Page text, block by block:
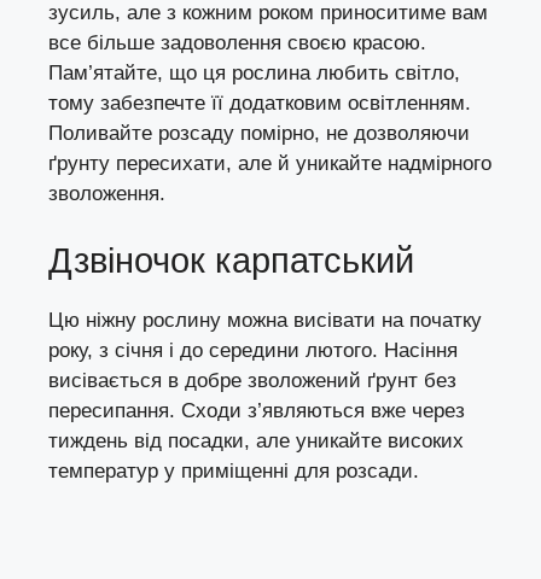
зусиль, але з кожним роком приноситиме вам
все більше задоволення своєю красою.
Пам’ятайте, що ця рослина любить світло,
тому забезпечте її додатковим освітленням.
Поливайте розсаду помірно, не дозволяючи
ґрунту пересихати, але й уникайте надмірного
зволоження.
Дзвіночок карпатський
Цю ніжну рослину можна висівати на початку
року, з січня і до середини лютого. Насіння
висівається в добре зволожений ґрунт без
пересипання. Сходи з’являються вже через
тиждень від посадки, але уникайте високих
температур у приміщенні для розсади.